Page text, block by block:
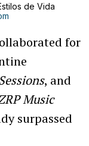
de Vida
for
, and
Music
surpassed